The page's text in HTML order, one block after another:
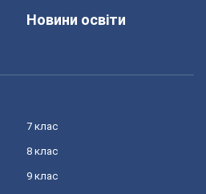
Новини освіти
7 клас
8 клас
9 клас